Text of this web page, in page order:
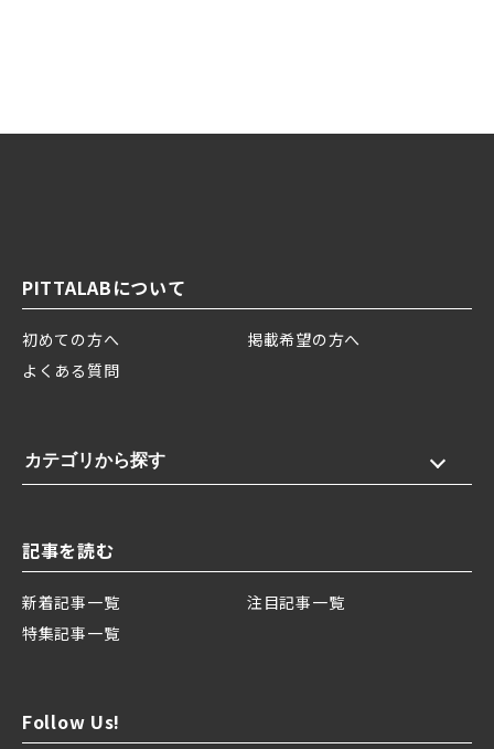
PITTALABについて
初めての方へ
掲載希望の方へ
よくある質問
カテゴリから探す
記事を読む
新着記事一覧
注目記事一覧
特集記事一覧
Follow Us!